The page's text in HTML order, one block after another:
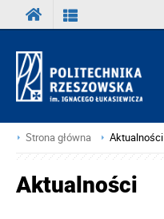
Strona główna Aktualności
Aktualności